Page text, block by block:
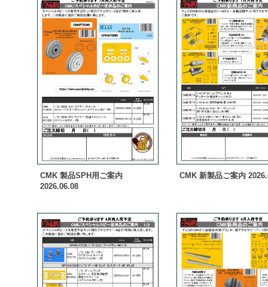
CMK 製品SPH用ご案内
2026.06.08
CMK 新製品ご案内